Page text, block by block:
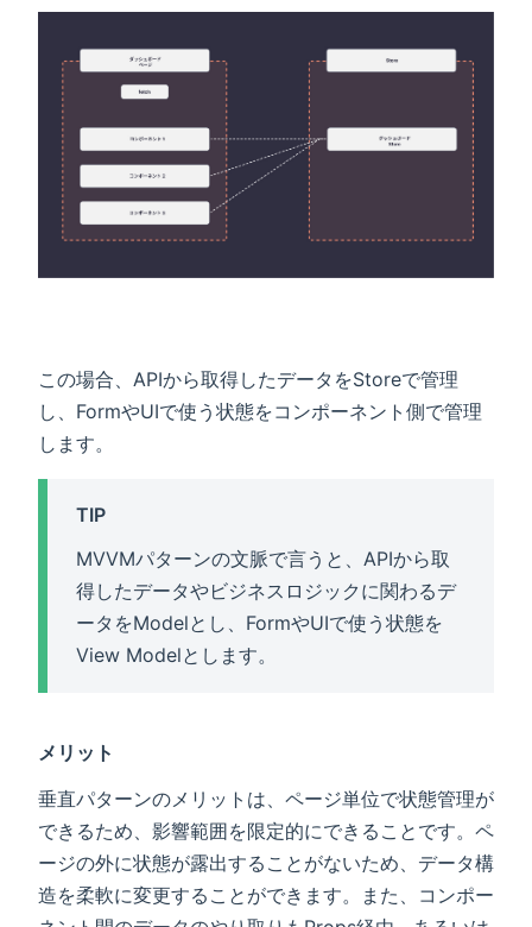
この場合、APIから取得したデータをStoreで管理
し、FormやUIで使う状態をコンポーネント側で管理
します。
TIP
MVVMパターンの文脈で言うと、APIから取
得したデータやビジネスロジックに関わるデ
ータをModelとし、FormやUIで使う状態を
View Modelとします。
メリット
垂直パターンのメリットは、ページ単位で状態管理が
できるため、影響範囲を限定的にできることです。ペ
ージの外に状態が露出することがないため、データ構
造を柔軟に変更することができます。また、コンポー